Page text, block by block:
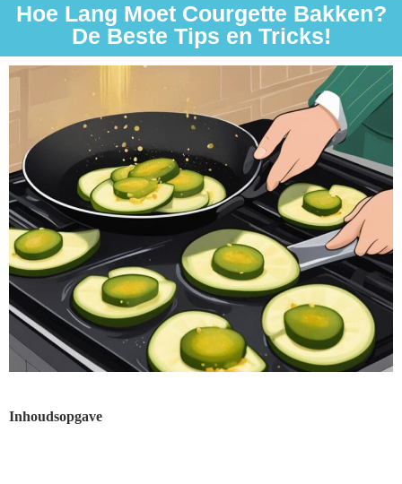
Hoe Lang Moet Courgette Bakken?
De Beste Tips en Tricks!
Inhoudsopgave